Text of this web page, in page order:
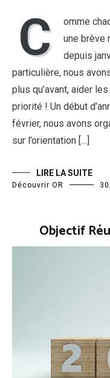
C
omme
une brève
depuis
particulière, nous
plus qu’avant, aider
priorité ! Un début
février, nous avons
sur l’orientation […]
LIRE LA SUITE
Découvrir OR
Objectif